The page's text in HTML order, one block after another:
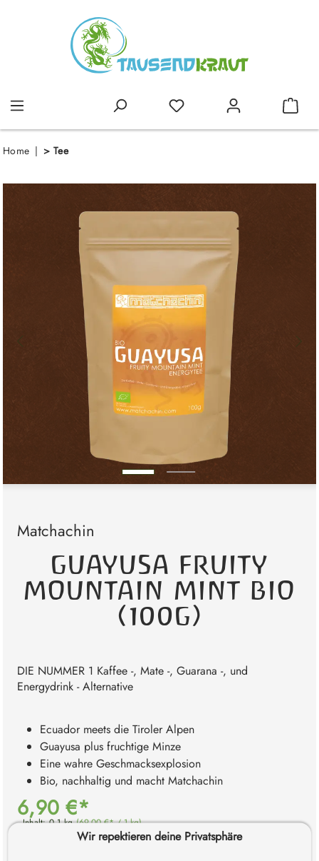
Home > Tee
Bildergalerie überspringen
Matchachin
GUAYUSA FRUITY
MOUNTAIN MINT BIO
(100G)
DIE NUMMER 1 Kaffee -, Mate -, Guarana -, und
Energydrink - Alternative
Ecuador meets die Tiroler Alpen
Guayusa plus fruchtige Minze
Eine wahre Geschmacksexplosion
Bio, nachhaltig und macht Matchachin
6,90 €*
Inhalt:0.1 kg(69,00 €* / 1 kg)
*Preise inkl. MwSt. zzgl. Versandkosten. Versandkostenfrei
Wir repektieren deine Privatsphäre